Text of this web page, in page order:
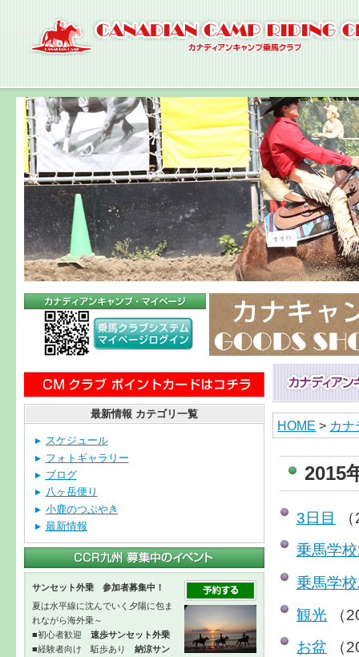
HOME > カ
2015
3日目
乗馬学
乗馬学
観光 （
お盆 （
最新情報 カテゴリ一覧
スケジュール
フォトギャラリー
ブログ
八ヶ岳便り
小鹿のつぶやき
最新情報
サンセット外乗 参加者募集中！
夏は水平線に沈んでいく夕陽に包ま
れながら海外乗～
■初心者歓迎 速歩サンセット外乗
■経験者向け 駈歩あり 納涼サン